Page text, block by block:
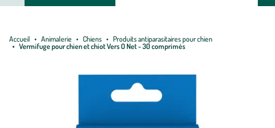
Accueil Animalerie Chiens
Produits antiparasitaires pour chien
Vermifuge pour chien et chiot Vers O Net - 30 comprimés